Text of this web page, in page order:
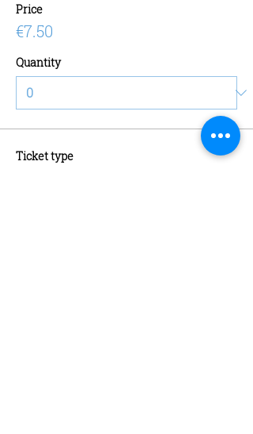
Price
€7.50
Quantity
Ticket type